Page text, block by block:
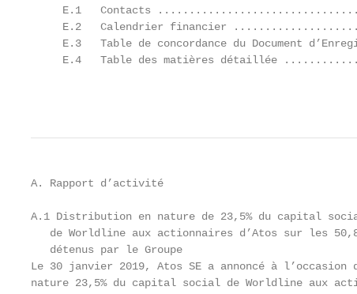
E.1   Contacts
E.2   Calendrier financier
E.3   Table de concordance du Document
E.4   Table des matières détaillée
A. Rapport d’activité
A.1 Distribution en nature de 23,5% du capital
de Worldline aux actionnaires d’Atos sur les
   détenus par le Groupe
Le 30 janvier 2019, Atos SE a annoncé à
nature 23,5% du capital social de Worldline aux